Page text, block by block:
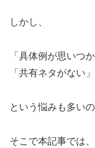
しかし、
「具体例が思いつ
「共有ネタがない」
という悩みも多い
そこで本記事では、